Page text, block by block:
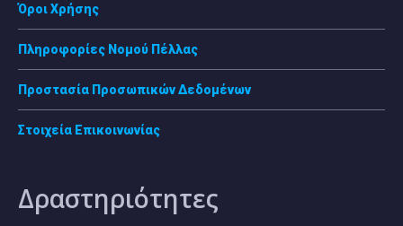
Όροι Χρήσης
Πληροφορίες Νομού Πέλλας
Προστασία Προσωπικών Δεδομένων
Στοιχεία Επικοινωνίας
Δραστηριότητες